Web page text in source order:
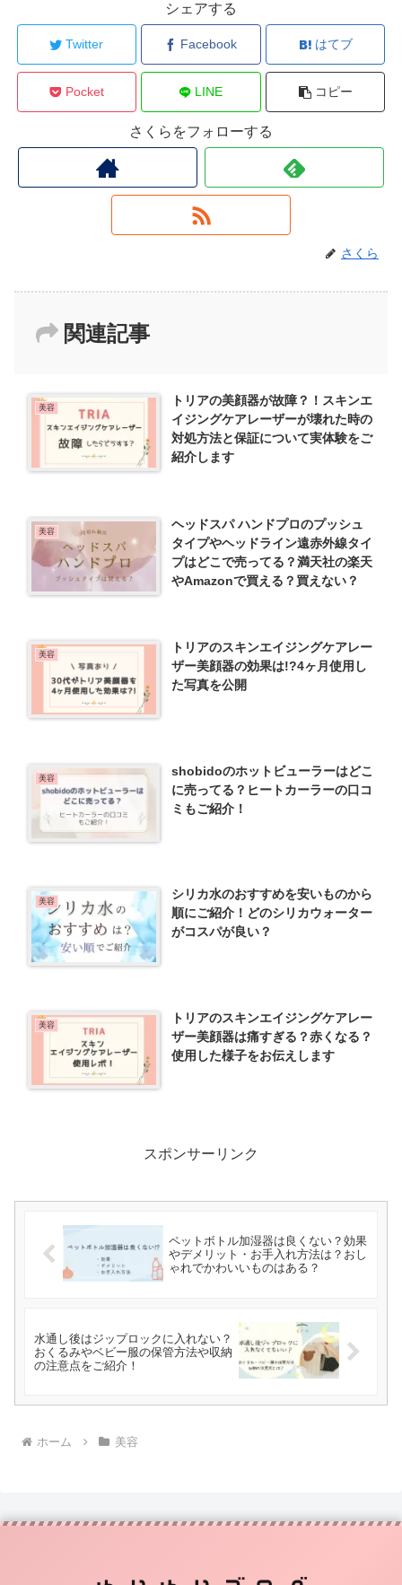
シェアする
Twitter Facebook はてブ
Pocket LINE コピー
さくらをフォローする
さくら
関連記事
美容
トリアの美顔器が故障？！スキンエ
イジングケアレーザーが壊れた時の
対処方法と保証について実体験をご
紹介します
美容
ヘッドスパ ハンドプロのプッシュ
タイプやヘッドライン遠赤外線タイ
プはどこで売ってる？満天社の楽天
やAmazonで買える？買えない？
美容
トリアのスキンエイジングケアレー
ザー美顔器の効果は!?4ヶ月使用し
た写真を公開
美容
shobidoのホットビューラーはどこ
に売ってる？ヒートカーラーの口コ
ミもご紹介！
美容
シリカ水のおすすめを安いものから
順にご紹介！どのシリカウォーター
がコスパが良い？
美容
トリアのスキンエイジングケアレー
ザー美顔器は痛すぎる？赤くなる？
使用した様子をお伝えします
スポンサーリンク
ペットボトル加湿器は良くない？効果
やデメリット・お手入れ方法は？おし
ゃれでかわいいものはある？
水通し後はジップロックに入れない？
おくるみやベビー服の保管方法や収納
の注意点をご紹介！
ホーム 美容